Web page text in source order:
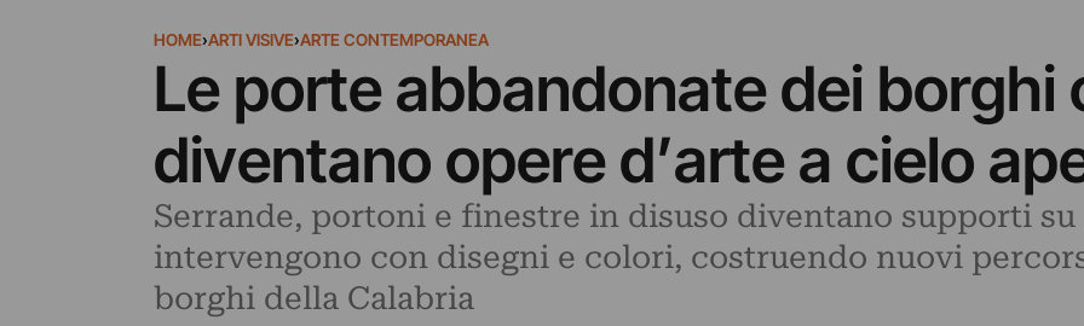
HOME›ARTI VISIVE›ARTE CONTEMPORANEA
Le porte abbandonate dei borghi
diventano opere d’arte a cielo
Serrande, portoni e finestre in disuso diventano supporti
intervengono con disegni e colori, costruendo nuovi
borghi della Calabria